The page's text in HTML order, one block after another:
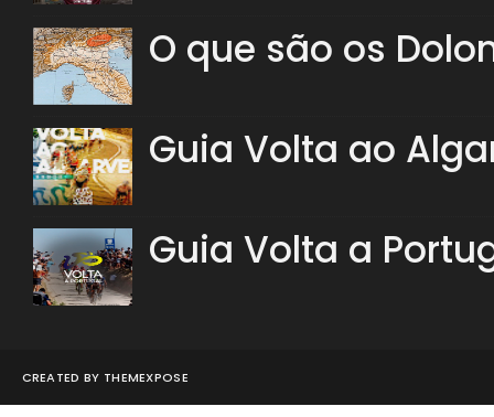
O que são os
Guia Volta ao
Guia Volta a
CREATED BY THEMEXPOSE